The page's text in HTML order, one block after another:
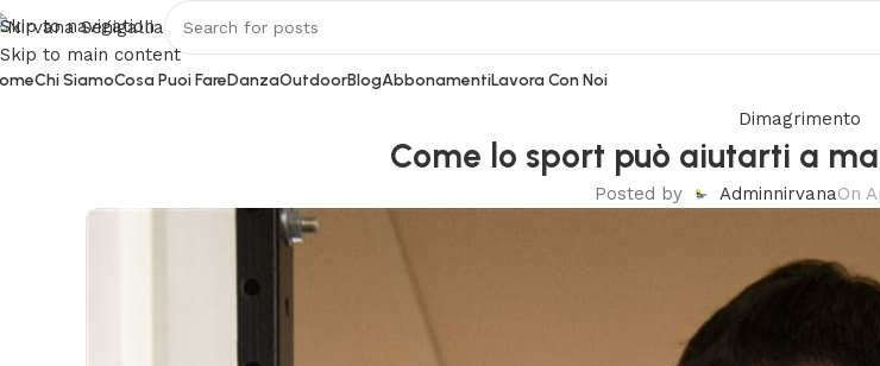
Skip to navigation
Skip to main content
Chi SiamoCosa Puoi FareDanzaOutdoorBlogAbbonamentiLavora Con Noi
Dimagrimento
Come lo sport può aiutarti a
Posted by AdminnirvanaOn